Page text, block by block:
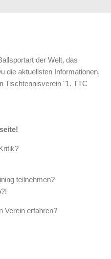
der Welt, das
die aktuellsten Informationen,
Tischtennisverein "1. TTC
teilnehmen?
Verein erfahren?